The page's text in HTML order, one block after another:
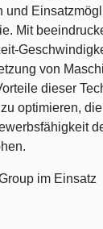
und
Mit
von
dieser
optimieren,